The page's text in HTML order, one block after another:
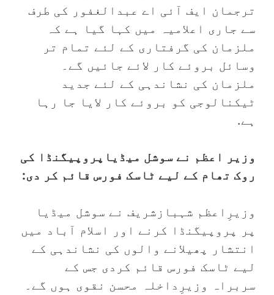
ترجمان ایف آئی اے عبدالغفور کی طرف
سے جاری اعلامیہ میں کہا گیا ہے کہ
ملزمان کی گرفتاری کے لئے تمام تر
وسائل بروئے کار لائے جائیں گے۔
ملزمان کی نشاندہی کے لئے جدید
ٹیکنالوجی کو بروئے کار لایا جا رہا
ہے.
وزیر اعظم نے سوشل میڈیاپروپیگنڈا کی
روک تھام کے لیے ٹاسک فورس قائم کر دی:
وزیرِاعظم شہبازشریف نے سوشل میڈیا
پر پروپیگنڈا کرنے اور اسلام آباد میں
انتشار پھیلانے والوں کی نشاندہی کے
لیے ٹاسک فورس قائم کردی جس کے
سربراہ وزیرِداخلہ محسن نقوی ہوں گے۔